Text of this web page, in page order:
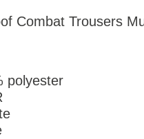
Combat Trousers
polyester